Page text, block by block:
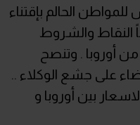
الحالم بإقتناء
النقاط والشروط
من أوروبا . وتنصح
على جشع الوكلاء ..
بين أوروبا و